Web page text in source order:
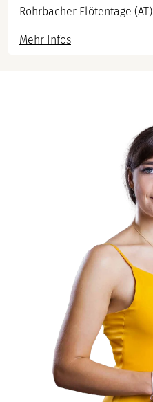
Rohrbacher Flötentage (AT)
Mehr Infos